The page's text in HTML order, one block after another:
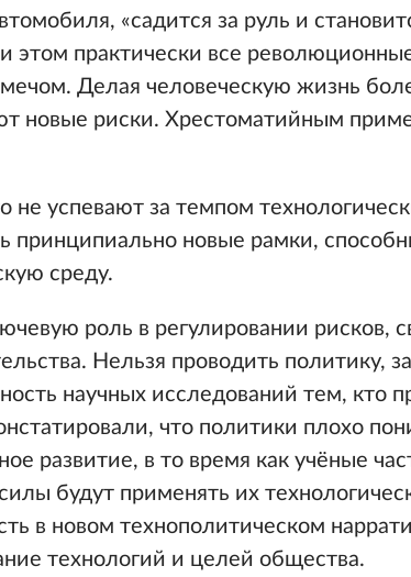
«садится за руль и
этом практически все
Делая человеческую жизнь
новые риски. Хрестоматийным
не успевают за темпом
принципиально новые рамки,
среду.
роль в регулировании рисков,
Нельзя проводить политику,
научных исследований тем, кто
что политики плохо
развитие, в то время как учёные
будут применять их
в новом технополитическом
технологий и целей общества.